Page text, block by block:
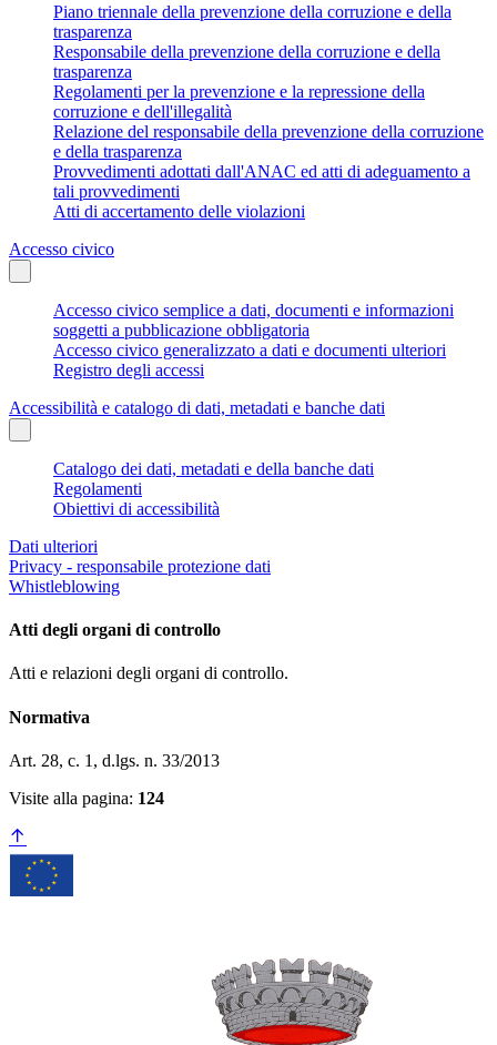
Piano triennale della prevenzione della corruzione e della
trasparenza
Responsabile della prevenzione della corruzione e della
trasparenza
Regolamenti per la prevenzione e la repressione della
corruzione e dell'illegalità
Relazione del responsabile della prevenzione della corruzione
e della trasparenza
Provvedimenti adottati dall'ANAC ed atti di adeguamento a
tali provvedimenti
Atti di accertamento delle violazioni
Accesso civico
Accesso civico semplice a dati, documenti e informazioni
soggetti a pubblicazione obbligatoria
Accesso civico generalizzato a dati e documenti ulteriori
Registro degli accessi
Accessibilità e catalogo di dati, metadati e banche dati
Catalogo dei dati, metadati e della banche dati
Regolamenti
Obiettivi di accessibilità
Dati ulteriori
Privacy - responsabile protezione dati
Whistleblowing
Atti degli organi di controllo
Atti e relazioni degli organi di controllo.
Normativa
Art. 28, c. 1, d.lgs. n. 33/2013
Visite alla pagina: 124